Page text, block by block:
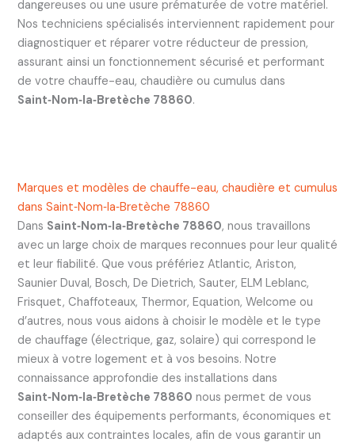
dangereuses ou une usure prématurée de votre matériel.
Nos techniciens spécialisés interviennent rapidement pour
diagnostiquer et réparer votre réducteur de pression,
assurant ainsi un fonctionnement sécurisé et performant
de votre chauffe-eau, chaudière ou cumulus dans
Saint‑Nom‑la‑Bretèche 78860.
Marques et modèles de chauffe-eau, chaudière et cumulus
dans Saint‑Nom‑la‑Bretèche 78860
Dans Saint‑Nom‑la‑Bretèche 78860, nous travaillons
avec un large choix de marques reconnues pour leur qualité
et leur fiabilité. Que vous préfériez Atlantic, Ariston,
Saunier Duval, Bosch, De Dietrich, Sauter, ELM Leblanc,
Frisquet, Chaffoteaux, Thermor, Equation, Welcome ou
d’autres, nous vous aidons à choisir le modèle et le type
de chauffage (électrique, gaz, solaire) qui correspond le
mieux à votre logement et à vos besoins. Notre
connaissance approfondie des installations dans
Saint‑Nom‑la‑Bretèche 78860 nous permet de vous
conseiller des équipements performants, économiques et
adaptés aux contraintes locales, afin de vous garantir un